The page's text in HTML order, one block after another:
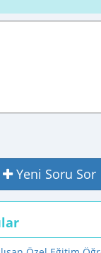
Yeni Soru Sor